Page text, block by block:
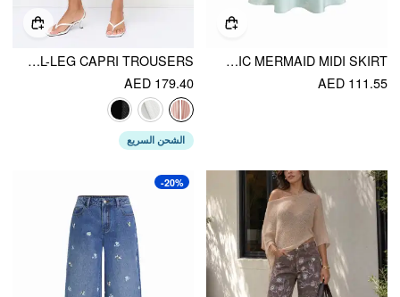
SATIN MID RISE FRUIT GRAPHIC MERMAID MIDI SKIRT
AED 111.55
COTTON-BLEND MID RISE STRIPED CARGO BARREL-LEG CAPRI TROUSERS
AED 179.40
الشحن السريع
-20%